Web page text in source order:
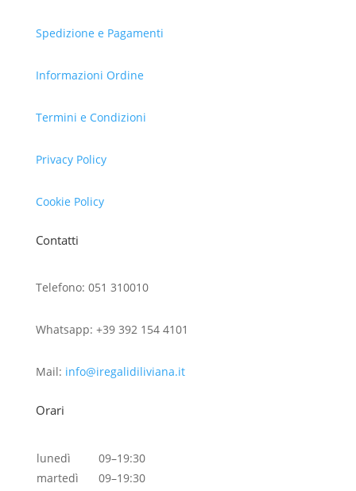
Spedizione e Pagamenti
Informazioni Ordine
Termini e Condizioni
Privacy Policy
Cookie Policy
Contatti
Telefono: 051 310010
Whatsapp: +39 392 154 4101
Mail: info@iregalidiliviana.it
Orari
lunedì
09–19:30
martedì
09–19:30